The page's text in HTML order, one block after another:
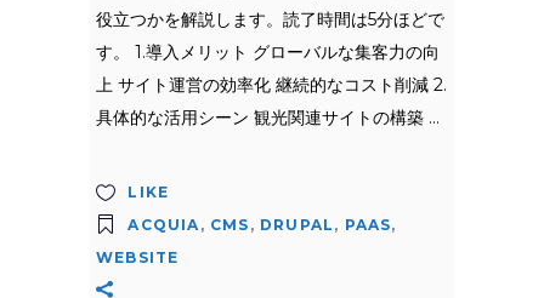
役立つかを解説します。読了時間は5分ほどで
す。 1.導入メリット グローバルな集客力の向
上 サイト運営の効率化 継続的なコスト削減 2.
具体的な活用シーン 観光関連サイトの構築
LIKE
ACQUIA, CMS , DRUPAL , PAAS,
WEBSITE